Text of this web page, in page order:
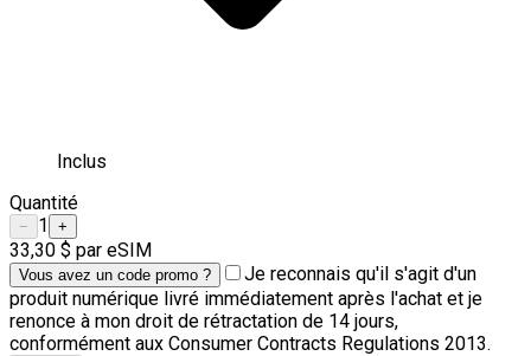
Inclus
Quantité
− 1 +
33,30 $ par eSIM
Vous avez un code promo ?
Je reconnais qu'il s'agit d'un
produit numérique livré immédiatement après l'achat et je
renonce à mon droit de rétractation de 14 jours,
conformément aux Consumer Contracts Regulations 2013.